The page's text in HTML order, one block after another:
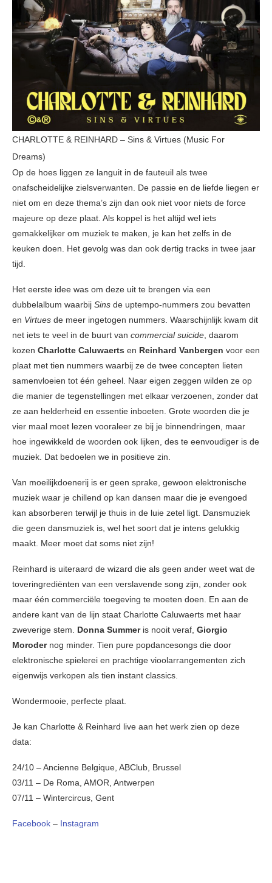
CHARLOTTE & REINHARD – Sins & Virtues (Music For
Dreams)
Op de hoes liggen ze languit in de fauteuil als twee
onafscheidelijke zielsverwanten. De passie en de liefde liegen er
niet om en deze thema’s zijn dan ook niet voor niets de force
majeure op deze plaat. Als koppel is het altijd wel iets
gemakkelijker om muziek te maken, je kan het zelfs in de
keuken doen. Het gevolg was dan ook dertig tracks in twee jaar
tijd.
Het eerste idee was om deze uit te brengen via een
dubbelalbum waarbij Sins de uptempo-nummers zou bevatten
en Virtues de meer ingetogen nummers. Waarschijnlijk kwam dit
net iets te veel in de buurt van commercial suicide , daarom
kozen Charlotte Caluwaerts en Reinhard Vanbergen voor een
plaat met tien nummers waarbij ze de twee concepten lieten
samenvloeien tot één geheel. Naar eigen zeggen wilden ze op
die manier de tegenstellingen met elkaar verzoenen, zonder dat
ze aan helderheid en essentie inboeten. Grote woorden die je
vier maal moet lezen vooraleer ze bij je binnendringen, maar
hoe ingewikkeld de woorden ook lijken, des te eenvoudiger is de
muziek. Dat bedoelen we in positieve zin.
Van moeilijkdoenerij is er geen sprake, gewoon elektronische
muziek waar je chillend op kan dansen maar die je evengoed
kan absorberen terwijl je thuis in de luie zetel ligt. Dansmuziek
die geen dansmuziek is, wel het soort dat je intens gelukkig
maakt. Meer moet dat soms niet zijn!
Reinhard is uiteraard de wizard die als geen ander weet wat de
toveringrediënten van een verslavende song zijn, zonder ook
maar één commerciële toegeving te moeten doen. En aan de
andere kant van de lijn staat Charlotte Caluwaerts met haar
zweverige stem. Donna Summeris nooit veraf, Giorgio
Morodernog minder. Tien pure popdancesongs die door
elektronische spielerei en prachtige vioolarrangementen zich
eigenwijs verkopen als tien instant classics.
Wondermooie, perfecte plaat.
Je kan Charlotte & Reinhard live aan het werk zien op deze
data:
24/10 – Ancienne Belgique, ABClub, Brussel
03/11 – De Roma, AMOR, Antwerpen
07/11 – Wintercircus, Gent
Facebook – Instagram